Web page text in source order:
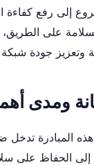
إلى رفع كفاءة
على الطريق،
وتعزيز جودة
ومدى
المبادرة تدخل
إلى الحفاظ على